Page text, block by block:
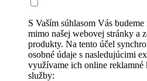
S Vaším súhlasom Vás
mimo našej webovej stránky a
produkty. Na tento účel
osobné údaje s nasledujúcimi
využívame ich online
služby: